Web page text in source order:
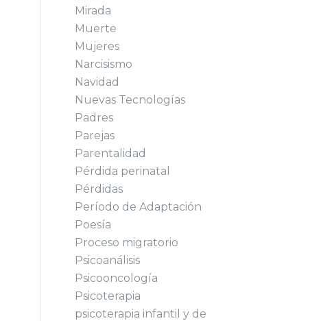
Mirada
Muerte
Mujeres
Narcisismo
Navidad
Nuevas Tecnologías
Padres
Parejas
Parentalidad
Pérdida perinatal
Pérdidas
Período de Adaptación
Poesía
Proceso migratorio
Psicoanálisis
Psicooncología
Psicoterapia
psicoterapia infantil y de